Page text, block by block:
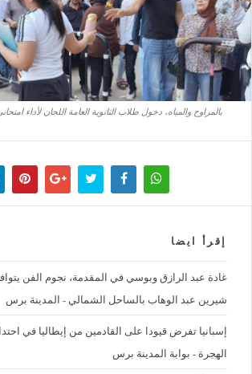
بالمراوح والمياه، دخول طلاب الثانوية العامة اللجان لأداء
إقرأ ايضا
غادة عبد الرازق وبوسي في المقدمة، نجوم الفن
شيرين عبد الوهاب بالساحل الشمالي - المدينة برس
إسبانيا تفرض قيودا على القادمين من إيطاليا في
الهجرة - بوابة المدينة برس